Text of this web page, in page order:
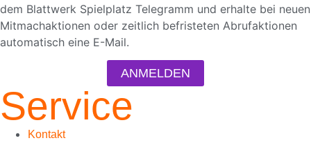
dem Blattwerk Spielplatz Telegramm und erhalte bei neuen
Mitmachaktionen oder zeitlich befristeten Abrufaktionen
automatisch eine E-Mail.
ANMELDEN
Service
Kontakt